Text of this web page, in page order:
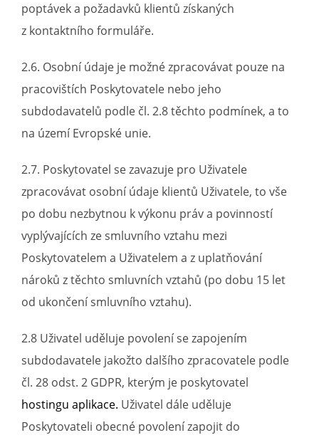
poptávek a požadavků klientů získaných
z kontaktního formuláře.
2.6. Osobní údaje je možné zpracovávat pouze na
pracovištích Poskytovatele nebo jeho
subdodavatelů podle čl. 2.8 těchto podmínek, a to
na území Evropské unie.
2.7. Poskytovatel se zavazuje pro Uživatele
zpracovávat osobní údaje klientů Uživatele, to vše
po dobu nezbytnou k výkonu práv a povinností
vyplývajících ze smluvního vztahu mezi
Poskytovatelem a Uživatelem a z uplatňování
nároků z těchto smluvních vztahů (po dobu 15 let
od ukončení smluvního vztahu).
2.8 Uživatel uděluje povolení se zapojením
subdodavatele jakožto dalšího zpracovatele podle
čl. 28 odst. 2 GDPR, kterým je poskytovatel
hostingu aplikace. Uživatel dále uděluje
Poskytovateli obecné povolení zapojit do